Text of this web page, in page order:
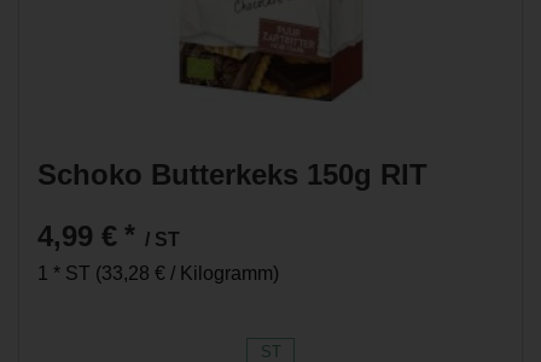
Schoko Butterkeks 150g RIT
4,99 € * / ST
1 * ST (33,28 € / Kilogramm)
ST